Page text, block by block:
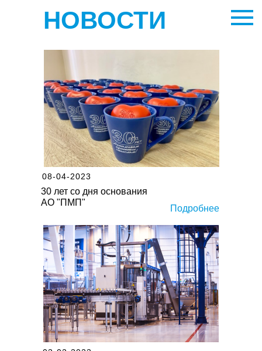
НОВОСТИ
30 лет со дня основания
АО "ПМП"
Подробнее
08-04-2023